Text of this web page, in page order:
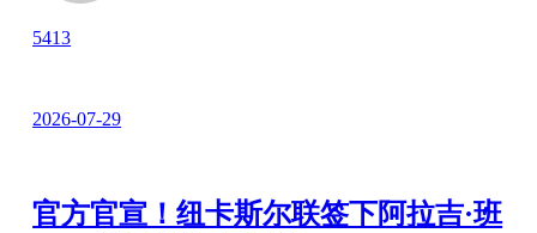
5413
2026-07-29
官方官宣！纽卡斯尔联签下阿拉吉·班